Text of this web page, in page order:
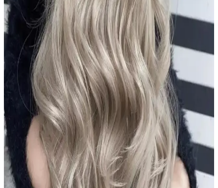
Urban Care Biotin & Keratin şampuanı, dökülmeye eğilimli saçlar
için güçlendirici ve nemlendirici formülüyle saç sağlığını destekler,
kullanıcı memnuniyetini artırır.
Aizen Kolajen Biotin Şampuanı: Saç Sağlığını
Destekleyen Güçlü Formül ve Kullanıcı Deneyimleri
Aizen kolajen biotin şampuanı, saçların elastikiyetini artırır,
dökülmeyi engeller ve parlaklık sağlar. Düzenli kullanımda sağlıklı
ve güçlü saçlara ulaşmanıza yardımcı olur.
Alerji Yapmayan Zararsız Şampuan Çözümleri:
Hassas ve Güvenli Ciltler İçin Rehber
Hassas ciltler ve alerjik reaksiyonlar için özel formüle edilmiş, doğal
ve dermatolojik testli şampuanlar hakkında kapsamlı rehber. Güvenli
ve etkili saç bakımı için doğru ürün seçimi önemli.
Le Petit Marseillais Arıç Ağacı ve Füjer Men Duş Jeli